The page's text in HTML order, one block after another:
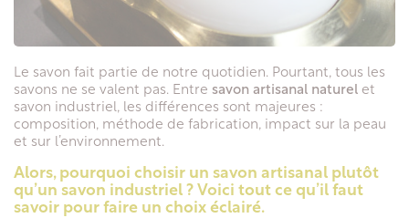
Le savon fait partie de notre quotidien. Pourtant, tous les
savons ne se valent pas. Entre savon artisanal naturel et
savon industriel, les différences sont majeures :
composition, méthode de fabrication, impact sur la peau
et sur l’environnement.
Alors, pourquoi choisir un savon artisanal plutôt
qu’un savon industriel ? Voici tout ce qu’il faut
savoir pour faire un choix éclairé.